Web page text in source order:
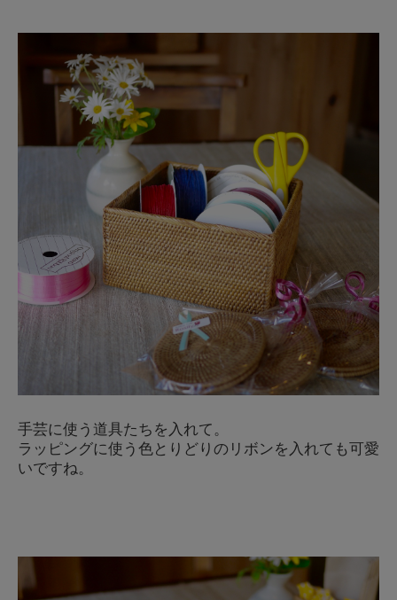
手芸に使う道具たちを入れて。
ラッピングに使う色とりどりのリボンを入れても可愛
いですね。